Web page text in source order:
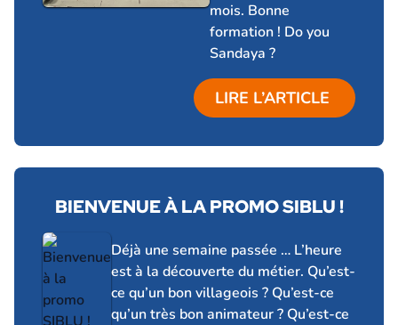
mois. Bonne
formation ! Do you
Sandaya ?
LIRE L’ARTICLE
BIENVENUE À LA PROMO SIBLU !
21 janvier 2026
Déjà une semaine passée … L’heure
est à la découverte du métier. Qu’est-
ce qu’un bon villageois ? Qu’est-ce
qu’un très bon animateur ? Qu’est-ce